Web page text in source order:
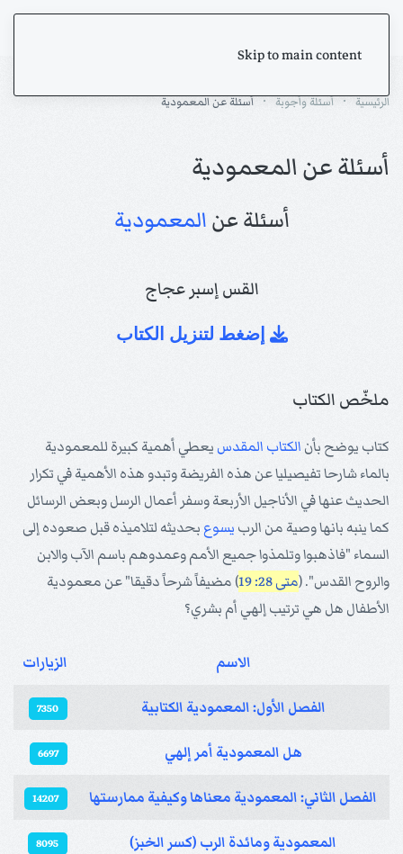
Skip to main content
الرئيسية أسئلة وأجوبة أسئلة عن المعمودية
أسئلة عن المعمودية
أسئلة عنالمعمودية
القس إسبر عجاج
إضغط لتنزيل الكتاب
ملخّص الكتاب
كتاب يوضح بأن الكتاب المقدس يعطي أهمية كبيرة للمعمودية
بالماء شارحا تفيصيليا عن هذه الفريضة وتبدو هذه الأهمية في تكرار
الحديث عنها في الأناجيل الأربعة وسفر أعمال الرسل وبعض الرسائل
كما ينبه بانها وصية من الرب يسوع بحديثه لتلاميذه قبل صعوده إلى
السماء "فاذهبوا وتلمذوا جميع الأمم وعمدوهم باسم الآب والابن
والروح القدس". (متى 28: 19
) مضيفاً شرحاً دقيقا" عن معمودية
الأطفال هل هي ترتيب إلهي أم بشري؟
الاسم الزيارات
الفصل الأول: المعمودية الكتابية 7350
هل المعمودية أمر إلهي 6697
الفصل الثاني: المعمودية معناها وكيفية ممارستها 14207
المعمودية ومائدة الرب (كسر الخبز) 8095